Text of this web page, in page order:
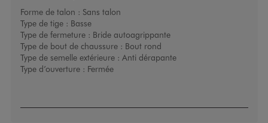
Forme de talon : Sans talon
Type de tige : Basse
Type de fermeture : Bride autoagrippante
Type de bout de chaussure : Bout rond
Type de semelle extérieure : Anti dérapante
Type d’ouverture : Fermée